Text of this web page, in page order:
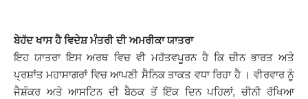
ਬੇਹੱਦ ਖਾਸ ਹੈ ਵਿਦੇਸ਼ ਮੰਤਰੀ ਦੀ ਅਮਰੀਕਾ ਯਾਤਰਾ
ਇਹ ਯਾਤਰਾ ਇਸ ਅਰਥ ਵਿਚ ਵੀ ਮਹੱਤਵਪੂਰਨ ਹੈ ਕਿ ਚੀਨ ਭਾਰਤ ਅਤੇ
ਪ੍ਰਸ਼ਾਂਤ ਮਹਾਸਾਗਰਾਂ ਵਿਚ ਆਪਣੀ ਸੈਨਿਕ ਤਾਕਤ ਵਧਾ ਰਿਹਾ ਹੈ । ਵੀਰਵਾਰ ਨੂੰ
ਜੈਸ਼ੰਕਰ ਅਤੇ ਆਸਟਿਨ ਦੀ ਬੈਠਕ ਤੋਂ ਇੱਕ ਦਿਨ ਪਹਿਲਾਂ, ਚੀਨੀ ਰੱਖਿਆ